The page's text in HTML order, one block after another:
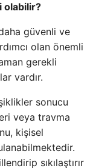
olabilir?
güvenli ve
olan önemli
gerekli
vardır.
sonucu
veya travma
kişisel
sıkılaştırır